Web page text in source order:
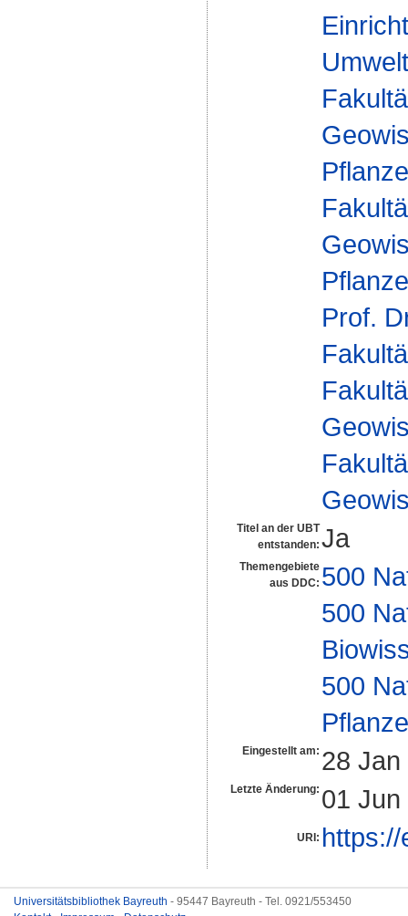
Prof.
Titel an der UBT
entstanden: Ja
Themengebiete
aus DDC: 500
500
500
Eingestellt am: 28 Jan
Letzte Änderung: 01
URI:
Universitätsbibliothek Bayreuth - 95447 Bayreuth - Tel. 0921/553450